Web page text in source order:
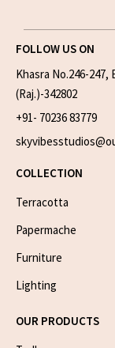
FOLLOW US ON
Khasra No.246-
(Raj.)-342802
+91- 70236 83779
COLLECTION
Terracotta
Papermache
Furniture
Lighting
OUR PRODUCTS